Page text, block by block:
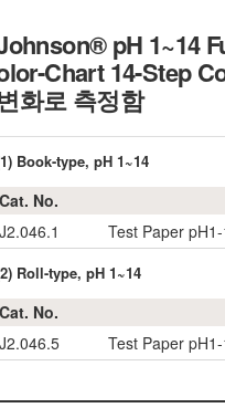
pH 1~14
Chart 14-Step
화로 측정함
Book-type, pH 1~14
Cat. No.
J2.046.1
Test Paper
Roll-type, pH 1~14
Cat. No.
J2.046.5
Test Paper